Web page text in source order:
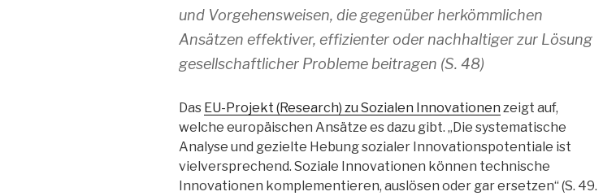
und Vorgehensweisen, die gegenüber herkömmlichen
Ansätzen effektiver, effizienter oder nachhaltiger zur Lösung
gesellschaftlicher Probleme beitragen (S. 48)
Das EU-Projekt (Research) zu Sozialen Innovationen zeigt auf,
welche europäischen Ansätze es dazu gibt. „Die systematische
Analyse und gezielte Hebung sozialer Innovationspotentiale ist
vielversprechend. Soziale Innovationen können technische
Innovationen komplementieren, auslösen oder gar ersetzen“ (S. 49.